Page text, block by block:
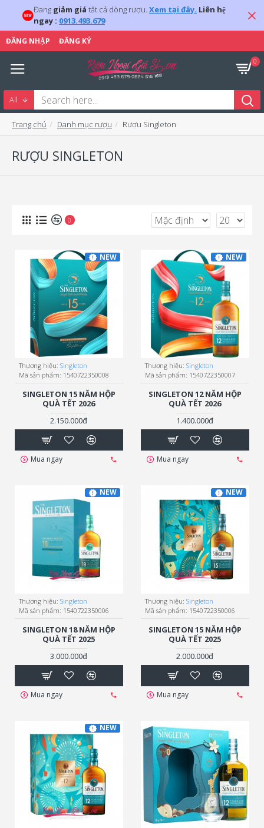
Đang giảm giá tất cả dòng rượu. Xem tại đây. Liên hệ
ngay : 0913.493.679
ĐĂNG NHẬP ĐĂNG KÝ
0
All
Trang chủ Danh mục rượu Rượu Singleton
RƯỢU SINGLETON
0
NEW
Thương hiệu: Singleton
Mã sản phẩm: 1540722350008
SINGLETON 15 NĂM HỘP
QUÀ TẾT 2026
2.150.000đ
Mua ngay
NEW
Thương hiệu: Singleton
Mã sản phẩm: 1540722350007
SINGLETON 12 NĂM HỘP
QUÀ TẾT 2026
1.400.000đ
Mua ngay
NEW
Thương hiệu: Singleton
Mã sản phẩm: 1540722350006
SINGLETON 18 NĂM HỘP
QUÀ TẾT 2025
3.000.000đ
Mua ngay
NEW
Thương hiệu: Singleton
Mã sản phẩm: 1540722350006
SINGLETON 15 NĂM HỘP
QUÀ TẾT 2025
2.000.000đ
Mua ngay
NEW